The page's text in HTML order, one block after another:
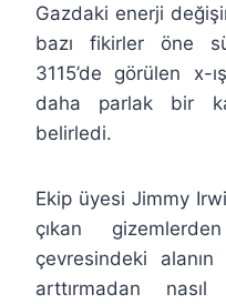
Gazdaki enerji
bazı fikirler öne
3115’de görülen x-
daha parlak bir
belirledi.
Ekip üyesi Jimmy
çıkan
çevresindeki
arttırmadan